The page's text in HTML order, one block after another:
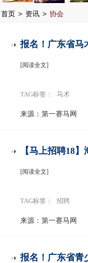
首页 > 资讯 > 协会
报名！广东省马
[阅读全文]
TAG标签： 马术
来源：第一赛马网
【马上招聘18
[阅读全文]
TAG标签： 招聘
来源：第一赛马网
报名！广东省青